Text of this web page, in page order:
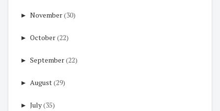
► November(30)
► October(22)
► September(22)
► August(29)
► July(35)